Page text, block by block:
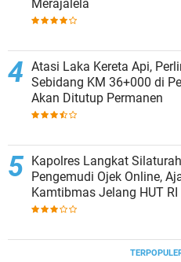
Merajalela
Atasi Laka Kereta Api,
Sebidang KM 36+000 di
Akan Ditutup Permanen
Kapolres Langkat
Pengemudi Ojek Online,
Kamtibmas Jelang HUT RI